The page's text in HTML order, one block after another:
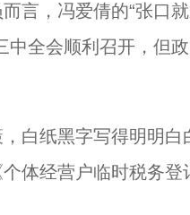
，冯爱倩的“张口
中全会顺利召开，但
纸黑字写得明明白
体经营户临时税务